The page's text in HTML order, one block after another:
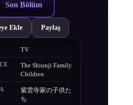
Son Bölüm
Ekle Paylaş
TV
The Shiunji Family
Children
紫雲寺家の子供た
ち